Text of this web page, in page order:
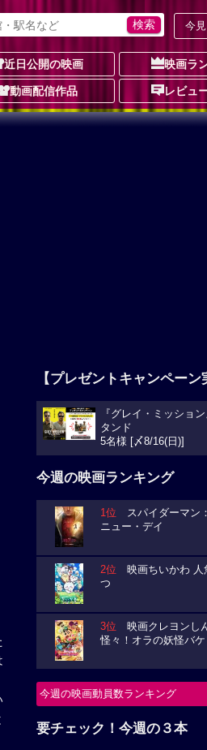
今
近日公開の映画 映画ラ
動画配信作品 レビュ
【プレゼントキャンペーン
『グレイ・ミッショ
タンド
5名様 [〆8/16(日)]
今週の映画ランキング
1位 スパイダーマン
ニュー・デイ
2位 映画ちいかわ 人
つ
3位 映画クレヨンし
怪々！オラの妖怪バ
今週の映画動員数ランキング
要チェック！今週の３本